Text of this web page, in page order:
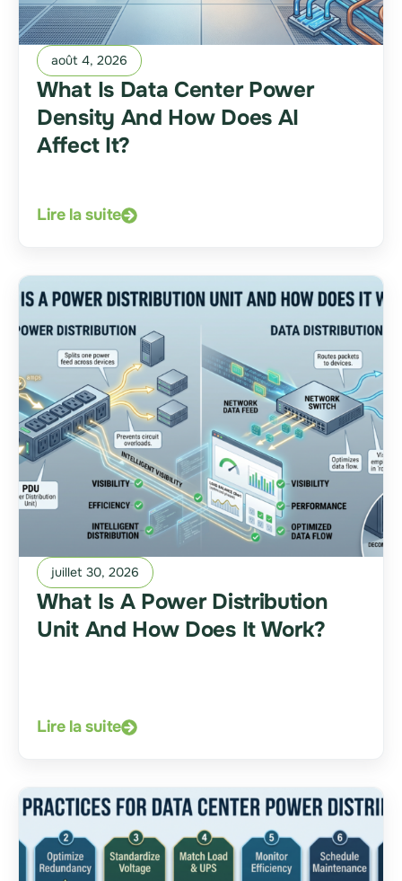
août 4, 2026
What Is Data Center Power
Density And How Does AI
Affect It?
Lire la suite
juillet 30, 2026
What Is A Power Distribution
Unit And How Does It Work?
Lire la suite